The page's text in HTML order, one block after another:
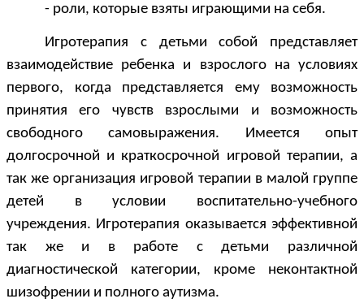
- роли, которые взяты играющими на себя.
Игротерапия с детьми собой представляет
взаимодействие ребенка и взрослого на условиях
первого, когда представляется ему возможность
принятия его чувств взрослыми и возможность
свободного самовыражения. Имеется опыт
долгосрочной и краткосрочной игровой терапии, а
так же организация игровой терапии в малой группе
детей в условии воспитательно-учебного
учреждения. Игротерапия оказывается эффективной
так же и в работе с детьми различной
диагностической категории, кроме неконтактной
шизофрении и полного аутизма.